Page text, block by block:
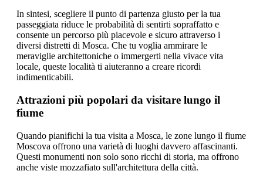
In sintesi, scegliere il punto di partenza giusto per la tua
passeggiata riduce le probabilità di sentirti sopraffatto e
consente un percorso più piacevole e sicuro attraverso i
diversi distretti di Mosca. Che tu voglia ammirare le
meraviglie architettoniche o immergerti nella vivace vita
locale, queste località ti aiuteranno a creare ricordi
indimenticabili.
Attrazioni più popolari da visitare lungo il
fiume
Quando pianifichi la tua visita a Mosca, le zone lungo il fiume
Moscova offrono una varietà di luoghi davvero affascinanti.
Questi monumenti non solo sono ricchi di storia, ma offrono
anche viste mozzafiato sull'architettura della città.